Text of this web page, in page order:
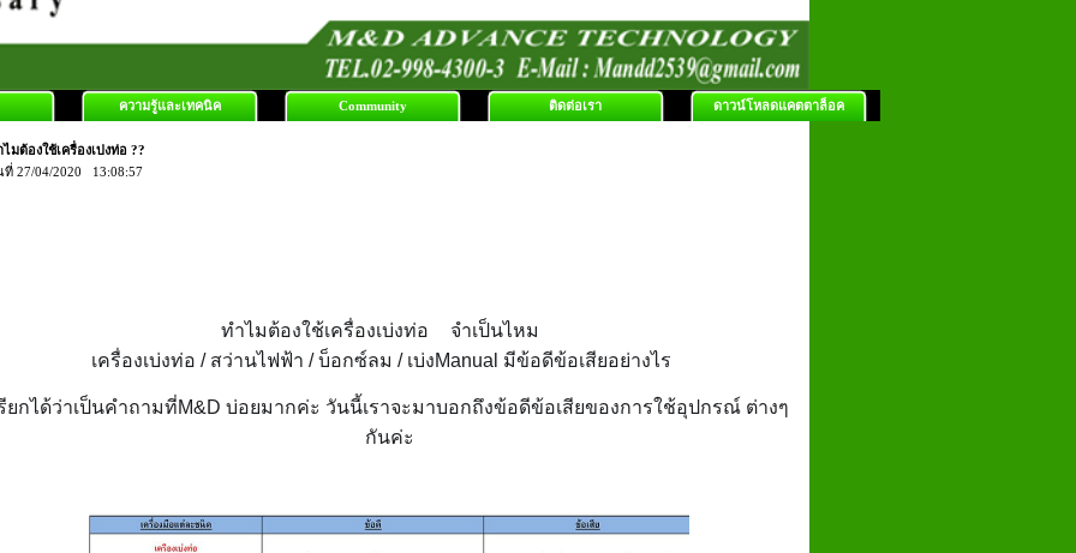
ความรู้และเทคนิค Community ติดต่อเรา ดาวน์โหลดแคตตาล็อค
มต้องใช้เครื่องเบ่งท่อ ??
ที่ 27/04/2020 13:08:57
ทำไมต้องใช้เครื่องเบ่งท่อ จำเป็นไหม
เครื่องเบ่งท่อ / สว่านไฟฟ้า / บ็อกซ์ลม / เบ่งManual มีข้อดีข้อเสียอย่างไร
ยกได้ว่าเป็นคำถามที่M&D บ่อยมากค่ะ วันนี้เราจะมาบอกถึงข้อดีข้อเสียของการใช้อุปกรณ์ ต่างๆ
กันค่ะ